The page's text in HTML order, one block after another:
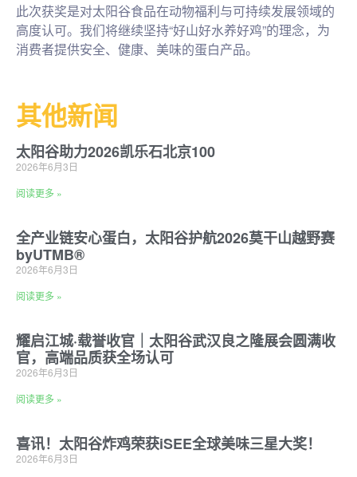
此次获奖是对太阳谷食品在动物福利与可持续发展领域的
高度认可。我们将继续坚持“好山好水养好鸡”的理念，为
消费者提供安全、健康、美味的蛋白产品。
其他新闻
太阳谷助力2026凯乐石北京100
2026年6月3日
阅读更多 »
全产业链安心蛋白，太阳谷护航2026莫干山越野赛
byUTMB®️
2026年6月3日
阅读更多 »
耀启江城·载誉收官｜太阳谷武汉良之隆展会圆满收
官，高端品质获全场认可
2026年6月3日
阅读更多 »
喜讯！太阳谷炸鸡荣获iSEE全球美味三星大奖！
2026年6月3日